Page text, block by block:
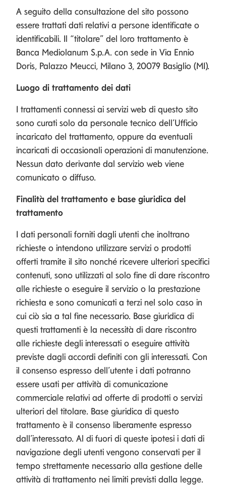
A seguito della consultazione del sito possono
essere trattati dati relativi a persone identificate o
identificabili. Il “titolare” del loro trattamento è
Banca Mediolanum S.p.A. con sede in Via Ennio
Doris, Palazzo Meucci, Milano 3, 20079 Basiglio (MI).
Luogo di trattamento dei dati
I trattamenti connessi ai servizi web di questo sito
sono curati solo da personale tecnico dell’Ufficio
incaricato del trattamento, oppure da eventuali
incaricati di occasionali operazioni di manutenzione.
Nessun dato derivante dal servizio web viene
comunicato o diffuso.
Finalità del trattamento e base giuridica del
trattamento
I dati personali forniti dagli utenti che inoltrano
richieste o intendono utilizzare servizi o prodotti
offerti tramite il sito nonché ricevere ulteriori specifici
contenuti, sono utilizzati al solo fine di dare riscontro
alle richieste o eseguire il servizio o la prestazione
richiesta e sono comunicati a terzi nel solo caso in
cui ciò sia a tal fine necessario. Base giuridica di
questi trattamenti è la necessità di dare riscontro
alle richieste degli interessati o eseguire attività
previste dagli accordi definiti con gli interessati. Con
il consenso espresso dell’utente i dati potranno
essere usati per attività di comunicazione
commerciale relativi ad offerte di prodotti o servizi
ulteriori del titolare. Base giuridica di questo
trattamento è il consenso liberamente espresso
dall’interessato. Al di fuori di queste ipotesi i dati di
navigazione degli utenti vengono conservati per il
tempo strettamente necessario alla gestione delle
attività di trattamento nei limiti previsti dalla legge.